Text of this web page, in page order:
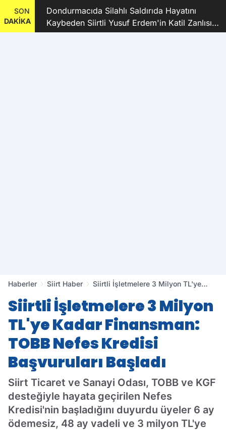
SON
DAKİKA
Dondurmacıda Silahlı Saldırıda Hayatını
Kaybeden Siirtli Yusuf Erdem'in Katil Zanlısı
ve 9 Şüpheli Tutuklandı
Haberler Siirt Haber
Siirtli İşletmelere 3 Milyon TL'ye
Kredisi Başvuruları Başladı
Siirtli İşletmelere 3 Milyon
TL'ye Kadar Finansman:
TOBB Nefes Kredisi
Başvuruları Başladı
Siirt Ticaret ve Sanayi Odası, TOBB ve KGF
desteğiyle hayata geçirilen Nefes
Kredisi'nin başladığını duyurdu üyeler 6 ay
ödemesiz, 48 ay vadeli ve 3 milyon TL'ye